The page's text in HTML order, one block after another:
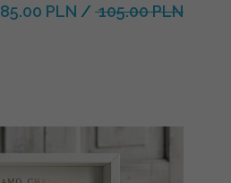
85.00 PLN / 105.00 PLN